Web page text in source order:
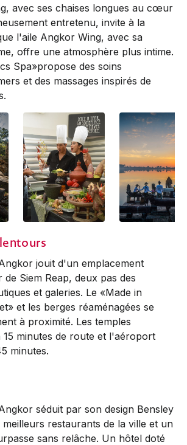
avec ses chaises longues au cœur
entretenu, invite à la
l'aile Angkor Wing, avec sa
offre une atmosphère plus intime.
Spa»propose des soins
et des massages inspirés de
jouit d'un emplacement
Siem Reap, deux pas des
et galeries. Le «Made in
et les berges réaménagées se
à proximité. Les temples
minutes de route et l'aéroport
minutes.
séduit par son design Bensley
restaurants de la ville et un
sans relâche. Un hôtel doté